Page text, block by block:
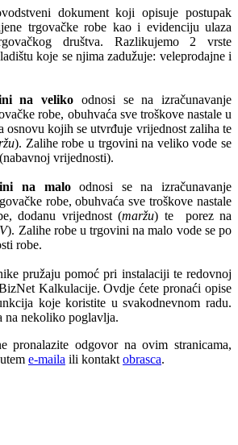
dokument koji opisuje postupak
trgovačke robe kao i evidenciju ulaza
društva. Razlikujemo 2 vrste
koje se njima zadužuje: veleprodajne i
na veliko odnosi se na izračunavanje
robe, obuhvaća sve troškove nastale u
osnovu kojih se utvrđuje vrijednost zaliha te
). Zalihe robe u trgovini na veliko vode se
vrijednosti).
na maloodnosi se na izračunavanje
robe, obuhvaća sve troškove nastale
dodanu vrijednost (maržu) te porez na
). Zalihe robe u trgovini na malo vode se po
robe.
pružaju pomoć pri instalaciji te redovnoj
Kalkulacije. Ovdje ćete pronaći opise
koje koristite u svakodnevnom radu.
na nekoliko poglavlja.
pronalazite odgovor na ovim stranicama,
e-maila ili kontakt obrasca.